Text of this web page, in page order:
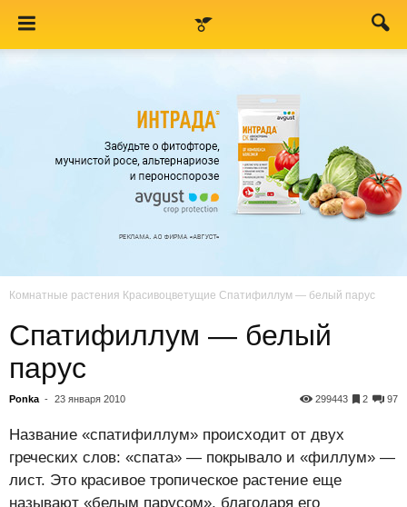
Комнатные растения Красивоцветущие Спатифиллум — белый парус
Спатифиллум — белый
парус
Ponka - 23 января 2010 97
2
299443
Название «спатифиллум» происходит от двух
греческих слов: «спата» — покрывало и «филлум» —
лист. Это красивое тропическое растение еще
называют «белым парусом», благодаря его